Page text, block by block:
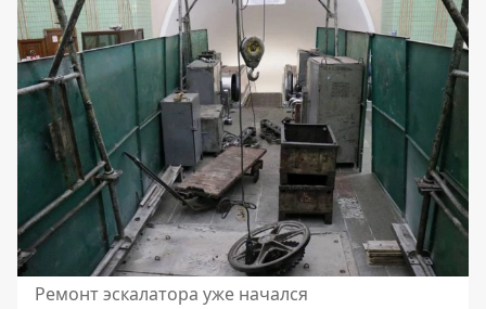
Ремонт эскалатора уже начался